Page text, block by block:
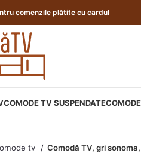
comenzile plătite cu cardul
COMODE TV SUSPENDATE
tv Comodă TV, gri